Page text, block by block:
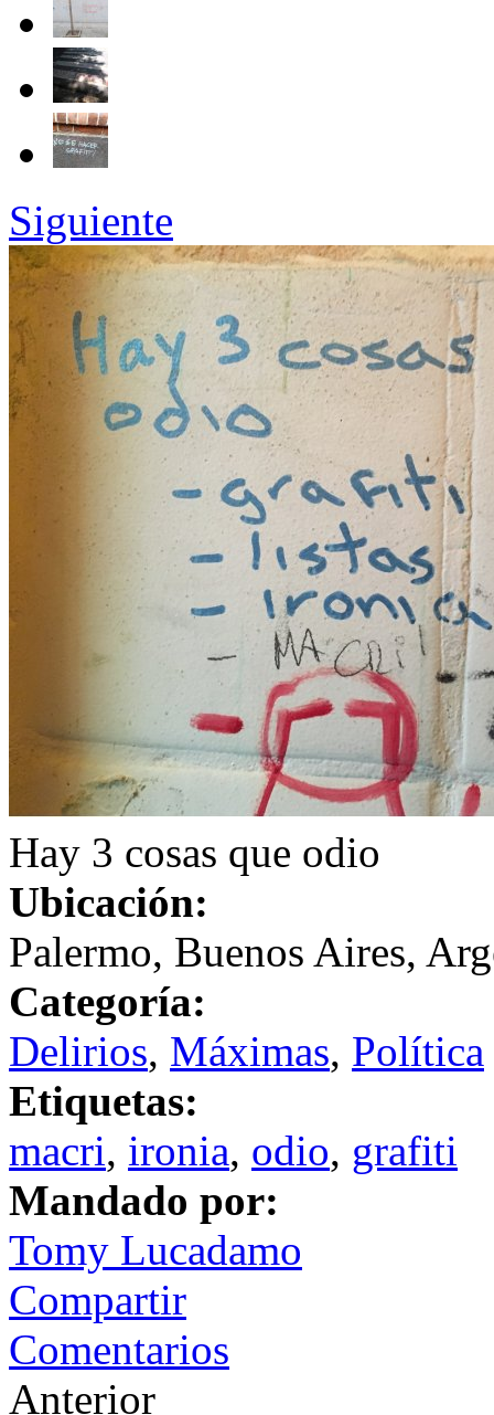
Siguiente
Hay 3 cosas que odio
Ubicación:
Palermo, Buenos Aires,
Categoría:
Delirios, Máximas, Política
Etiquetas:
macri, ironia, odio, grafiti
Mandado por:
Tomy Lucadamo
Compartir
Comentarios
Anterior